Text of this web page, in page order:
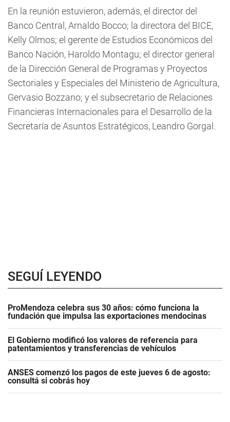
En la reunión estuvieron, además, el director del
Banco Central, Arnaldo Bocco; la directora del BICE,
Kelly Olmos; el gerente de Estudios Económicos del
Banco Nación, Haroldo Montagu; el director general
de la Dirección General de Programas y Proyectos
Sectoriales y Especiales del Ministerio de Agricultura,
Gervasio Bozzano; y el subsecretario de Relaciones
Financieras Internacionales para el Desarrollo de la
Secretaría de Asuntos Estratégicos, Leandro Gorgal.
SEGUÍ LEYENDO
ProMendoza celebra sus 30 años: cómo funciona la
fundación que impulsa las exportaciones mendocinas
El Gobierno modificó los valores de referencia para
patentamientos y transferencias de vehículos
ANSES comenzó los pagos de este jueves 6 de agosto:
consultá si cobrás hoy